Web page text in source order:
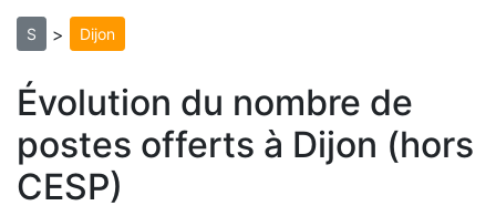
S > Dijon
Évolution du nombre de
postes offerts à Dijon (hors
CESP)